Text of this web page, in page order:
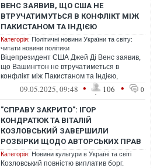
ВЕНС ЗАЯВИВ, ЩО США НЕ
ВТРУЧАТИМУТЬСЯ В КОНФЛІКТ МІЖ
ПАКИСТАНОМ ТА ІНДІЄЮ
Категорія: Політичні новини України та світу:
читати новини політики
Віцепрезидент США Джей Ді Венс заявив,
що Вашингтон не втручатиметься в
конфлікт між Пакистаном та Індією,
назвавши бойові дії між двома ядерними
09.05.2025, 09:48 • 106 • 0
"СПРАВУ ЗАКРИТО": ІГОР
КОНДРАТЮК ТА ВІТАЛІЙ
КОЗЛОВСЬКИЙ ЗАВЕРШИЛИ
РОЗБІРКИ ЩОДО АВТОРСЬКИХ ПРАВ
Категорія: Новини культури в Україні та світі
Козловський повністю виплатив борг.